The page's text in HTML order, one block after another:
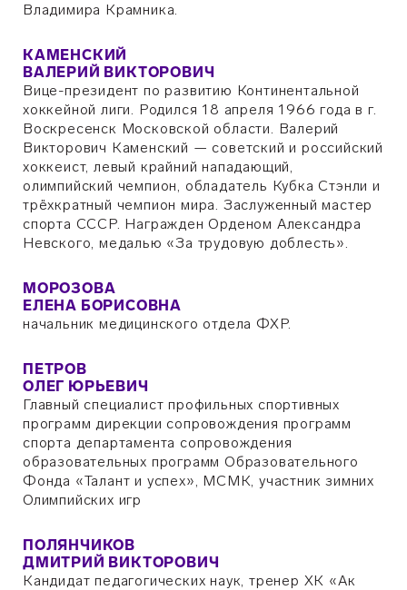
Владимира Крамника.
КАМЕНСКИЙ
ВАЛЕРИЙ ВИКТОРОВИЧ
Вице-президент по развитию Континентальной
хоккейной лиги. Родился 18 апреля 1966 года в г.
Воскресенск Московской области. Валерий
Викторович Каменский — советский и российский
хоккеист, левый крайний нападающий,
олимпийский чемпион, обладатель Кубка Стэнли и
трёхкратный чемпион мира. Заслуженный мастер
спорта СССР. Награжден Орденом Александра
Невского, медалью «За трудовую доблесть».
МОРОЗОВА
ЕЛЕНА БОРИСОВНА
начальник медицинского отдела ФХР.
ПЕТРОВ
ОЛЕГ ЮРЬЕВИЧ
Главный специалист профильных спортивных
программ дирекции сопровождения программ
спорта департамента сопровождения
образовательных программ Образовательного
Фонда «Талант и успех», МСМК, участник зимних
Олимпийских игр
ПОЛЯНЧИКОВ
ДМИТРИЙ ВИКТОРОВИЧ
Кандидат педагогических наук, тренер ХК «Ак